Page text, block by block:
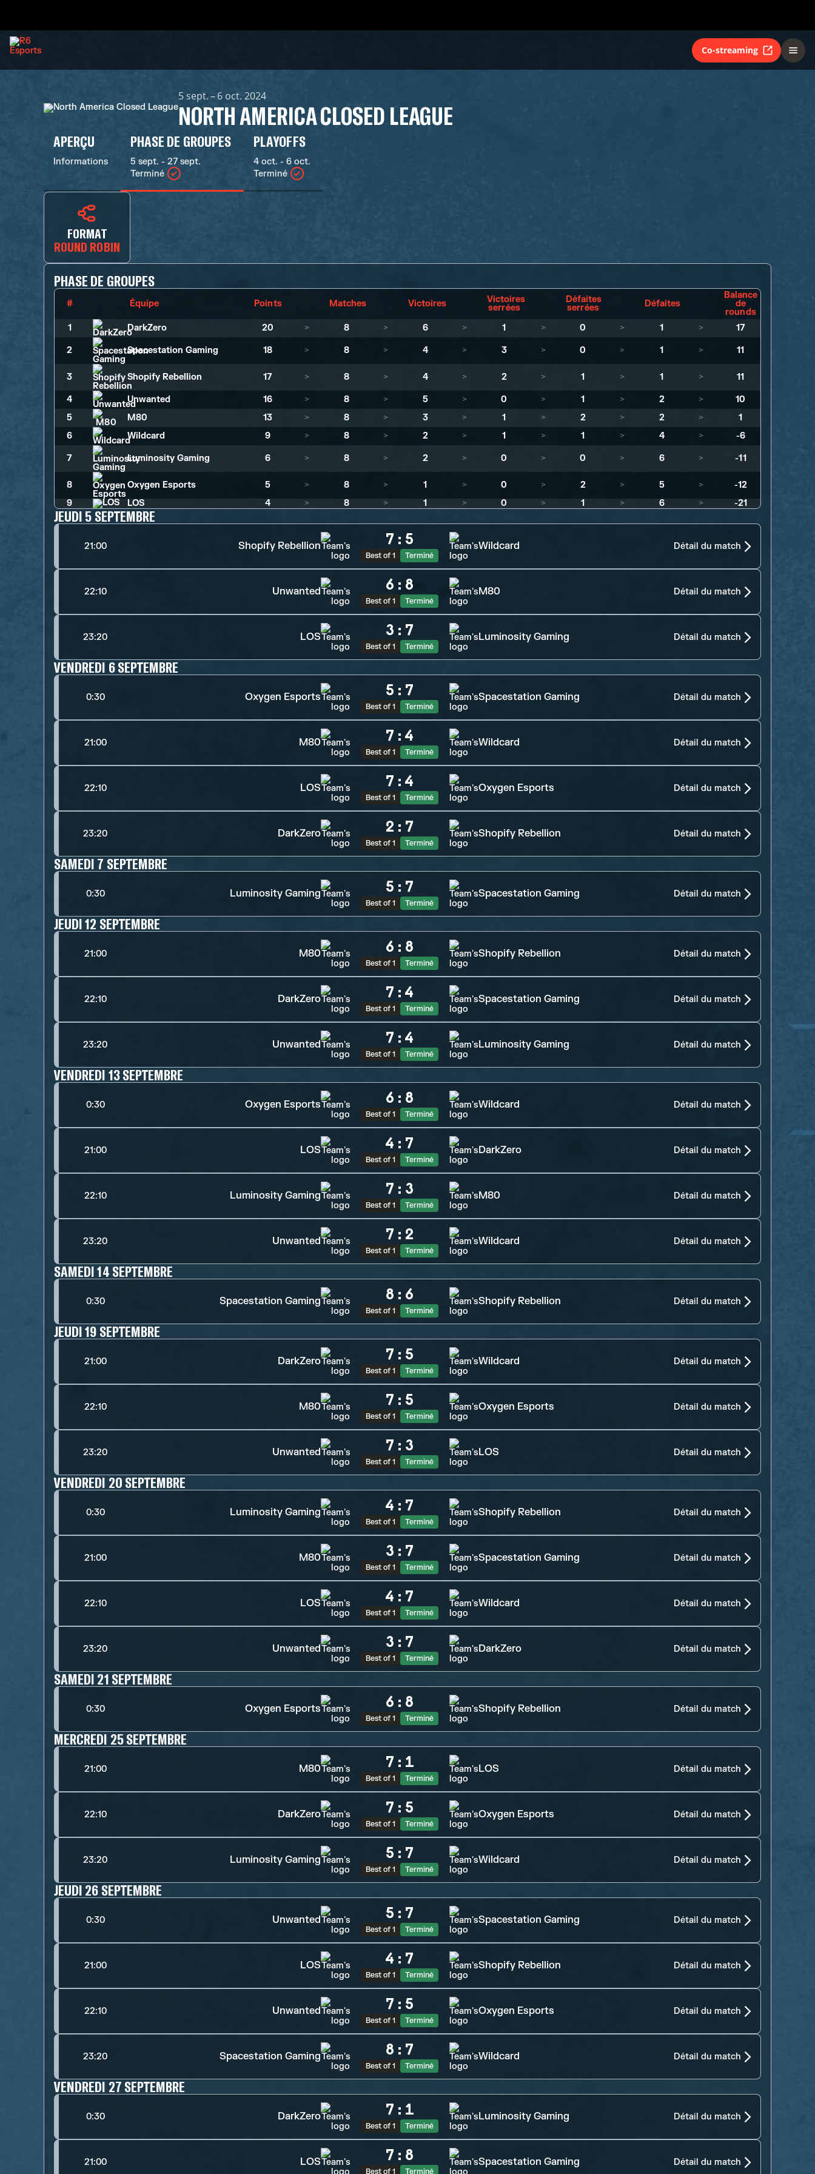
Co-streaming
5 sept. – 6 oct. 2024
NORTH AMERICA CLOSED LEAGUE
APERÇU
Informations
PHASE DE GROUPES
5 sept. - 27 sept.
Terminé
PLAYOFFS
4 oct. - 6 oct.
Terminé
FORMAT
ROUND ROBIN
PHASE DE GROUPES
# Équipe Points Matches Victoires
Victoires
serrées
Défaites
serrées
Défaites
Balance
de
rounds
1
DarkZero 20 > 8 > 6 > 1 > 0 > 1 > 17
2 Spacestation Gaming 18 > 8 > 4 > 3 > 0 > 1 > 11
3 Shopify Rebellion 17 > 8 > 4 > 2 > 1 > 1 > 11
4 Unwanted 16 > 8 > 5 > 0 > 1 > 2 >
10
5
M80 13 > 8 > 3 > 1 > 2 > 2 >
1
6
Wildcard 9 > 8 > 2 > 1 > 1 > 4 > -6
7 Luminosity Gaming 6 > 8 > 2 > 0 > 0 > 6 > -11
8 Oxygen Esports 5 > 8 > 1 > 0 > 2 > 5 >
-12
9
LOS 4 > 8 > 1 > 0 > 1 > 6 > -21
JEUDI 5 SEPTEMBRE
21:00 Shopify Rebellion 7 : 5
Best of 1 Terminé
Wildcard Détail du match
22:10 Unwanted 6 : 8
Best of 1 Terminé
M80 Détail du match
23:20 LOS 3 : 7
Best of 1 Terminé
Luminosity Gaming Détail du match
VENDREDI 6 SEPTEMBRE
0:30 Oxygen Esports 5 : 7
Best of 1 Terminé
Spacestation Gaming Détail du match
21:00 M80 7 : 4
Best of 1 Terminé
Wildcard Détail du match
22:10 LOS 7 : 4
Best of 1 Terminé
Oxygen Esports Détail du match
23:20 DarkZero 2 : 7
Best of 1 Terminé
Shopify Rebellion Détail du match
SAMEDI 7 SEPTEMBRE
0:30 Luminosity Gaming 5 : 7
Best of 1 Terminé
Spacestation Gaming Détail du match
JEUDI 12 SEPTEMBRE
21:00 M80 6 : 8
Best of 1 Terminé
Shopify Rebellion Détail du match
22:10 DarkZero 7 : 4
Best of 1 Terminé
Spacestation Gaming Détail du match
23:20 Unwanted 7 : 4
Best of 1 Terminé
Luminosity Gaming Détail du match
VENDREDI 13 SEPTEMBRE
0:30 Oxygen Esports 6 : 8
Best of 1 Terminé
Wildcard Détail du match
21:00 LOS 4 : 7
Best of 1 Terminé
DarkZero Détail du match
22:10 Luminosity Gaming 7 : 3
Best of 1 Terminé
M80 Détail du match
23:20 Unwanted 7 : 2
Best of 1 Terminé
Wildcard Détail du match
SAMEDI 14 SEPTEMBRE
0:30 Spacestation Gaming 8 : 6
Best of 1 Terminé
Shopify Rebellion Détail du match
JEUDI 19 SEPTEMBRE
21:00 DarkZero 7 : 5
Best of 1 Terminé
Wildcard Détail du match
22:10 M80 7 : 5
Best of 1 Terminé
Oxygen Esports Détail du match
23:20 Unwanted 7 : 3
Best of 1 Terminé
LOS Détail du match
VENDREDI 20 SEPTEMBRE
0:30 Luminosity Gaming 4 : 7
Best of 1 Terminé
Shopify Rebellion Détail du match
21:00 M80 3 : 7
Best of 1 Terminé
Spacestation Gaming Détail du match
22:10 LOS 4 : 7
Best of 1 Terminé
Wildcard Détail du match
23:20 Unwanted 3 : 7
Best of 1 Terminé
DarkZero Détail du match
SAMEDI 21 SEPTEMBRE
0:30 Oxygen Esports 6 : 8
Best of 1 Terminé
Shopify Rebellion Détail du match
MERCREDI 25 SEPTEMBRE
21:00 M80 7 : 1
Best of 1 Terminé
LOS Détail du match
22:10 DarkZero 7 : 5
Best of 1 Terminé
Oxygen Esports Détail du match
23:20 Luminosity Gaming 5 : 7
Best of 1 Terminé
Wildcard Détail du match
JEUDI 26 SEPTEMBRE
0:30 Unwanted 5 : 7
Best of 1 Terminé
Spacestation Gaming Détail du match
21:00 LOS 4 : 7
Best of 1 Terminé
Shopify Rebellion Détail du match
22:10 Unwanted 7 : 5
Best of 1 Terminé
Oxygen Esports Détail du match
23:20 Spacestation Gaming 8 : 7
Best of 1 Terminé
Wildcard Détail du match
VENDREDI 27 SEPTEMBRE
0:30 DarkZero 7 : 1
Best of 1 Terminé
Luminosity Gaming Détail du match
21:00 LOS 7 : 8
Best of 1 Terminé
Spacestation Gaming Détail du match